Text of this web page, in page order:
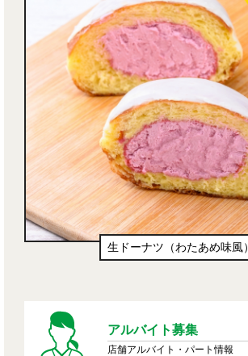
生ドーナツ（わたあめ味風）
アルバイト募集
店舗アルバイト・パート情報